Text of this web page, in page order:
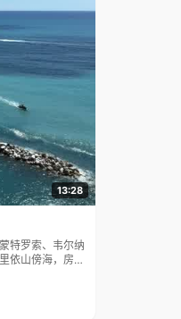
滴顺着毛孔
间就仿佛被
。镰刀如银
。此时，心
还能挺过
麦茬麦芒划
叔叔他们，
完，然后便
晒，碾场。
奋的时刻
釵的麦子扔
嬉闹着，深
心便会顺着
这时，自己
麦垛。我们
雀多。于
钱，我们心
13:28
特罗索、韦尔纳
依山傍海，房屋